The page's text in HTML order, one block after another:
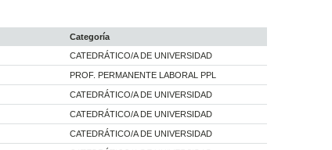
Categoría
CATEDRÁTICO/A DE UNIVERSIDAD
PROF. PERMANENTE LABORAL PPL
CATEDRÁTICO/A DE UNIVERSIDAD
CATEDRÁTICO/A DE UNIVERSIDAD
CATEDRÁTICO/A DE UNIVERSIDAD